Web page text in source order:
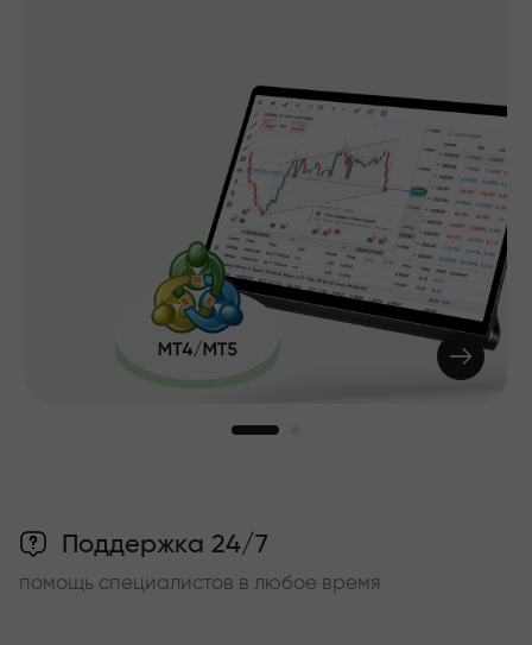
Поддержка 24/7
помощь специалистов в любое время